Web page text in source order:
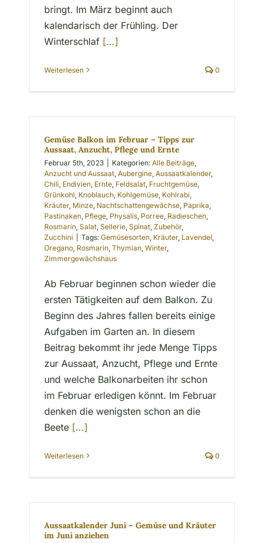
bringt. Im März beginnt auch
kalendarisch der Frühling. Der
Winterschlaf [...]
Weiterlesen 0
Gemüse Balkon im Februar – Tipps zur
Aussaat, Anzucht, Pflege und Ernte
Februar 5th, 2023 Kategorien:Alle Beiträge
Anzucht und Aussaat ,Aubergine ,Aussaatkalender,
Chili Endivien Ernte Feldsalat Fruchtgemüse
Grünkohl Knoblauch Kohlgemüse Kohlrabi
Kräuter, Minze Nachtschattengewächse Paprika
Pastinaken Pflege Physalis Porree Radieschen
Rosmarin ,Salat ,Sellerie ,Spinat ,Zubehör,
Zucchini
Tags:Gemüsesorten Kräuter, Lavendel
Oregano Rosmarin ,Thymian ,Winter,
Zimmergewächshaus
Ab Februar beginnen schon wieder die
ersten Tätigkeiten auf dem Balkon. Zu
Beginn des Jahres fallen bereits einige
Aufgaben im Garten an. In diesem
Beitrag bekommt ihr jede Menge Tipps
zur Aussaat, Anzucht, Pflege und Ernte
und welche Balkonarbeiten ihr schon
im Februar erledigen könnt. Im Februar
denken die wenigsten schon an die
Beete [...]
Weiterlesen 0
Aussaatkalender Juni – Gemüse und Kräuter
im Juni anziehen